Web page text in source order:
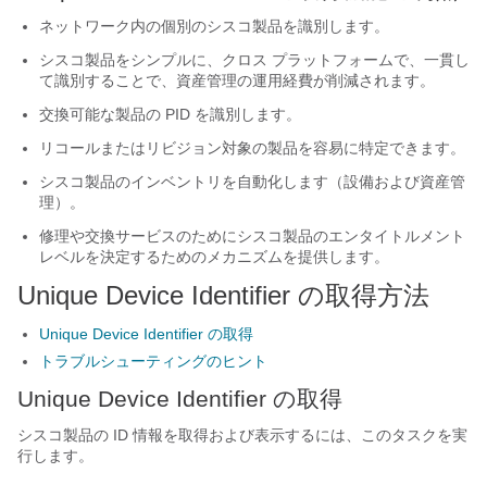
ネットワーク内の個別のシスコ製品を識別します。
シスコ製品をシンプルに、クロス プラットフォームで、一貫し
て識別することで、資産管理の運用経費が削減されます。
交換可能な製品の PID を識別します。
リコールまたはリビジョン対象の製品を容易に特定できます。
シスコ製品のインベントリを自動化します（設備および資産管
理）。
修理や交換サービスのためにシスコ製品のエンタイトルメント
レベルを決定するためのメカニズムを提供します。
Unique Device Identifier の取得方法
Unique Device Identifier の取得
トラブルシューティングのヒント
Unique Device Identifier の取得
シスコ製品の ID 情報を取得および表示するには、このタスクを実
行します。